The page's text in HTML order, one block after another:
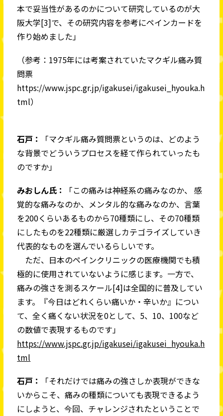
本で妥当性があるのかについて研究しているのが大
阪大学[3]で、その研究内容を参考にペインカードを
作り始めました」
（参考：1975年には考案されていたマクギル痛み質
問票
https://www.jspc.gr.jp/igakusei/igakusei_hyouka.h
tml）
石戸：
「マクギル痛み質問票というのは、どのよう
な背景でどういうプロセスを経て作られていったも
のですか」
みおしん氏：
「この痛みは神経系の痛みなのか、 感
覚的な痛みなのか、メンタル的な痛みなのか、言葉
を200くらいあるものから70種類にし、その70種類
にしたものを22種類に厳選しカテゴライズしていき
代表的なものを選んでいるらしいです。
ただ、日本のペインクリニックの医療機関でも積
極的に使用されていないように感じます。一方で、
痛みの強さを測るスケール[4]は全国的に普及してい
ます。『今日はどれくらい痛いか・辛いか』につい
て、全く痛くない状況を0として、5、10、100など
の数値で表現するものです」
https://www.jspc.gr.jp/igakusei/igakusei_hyouka.h
tml
石戸：
「それだけでは痛みの強さしか表現ができな
いからこそ、痛みの種類についても表現できるよう
にしようと、今回、チャレンジされたということで